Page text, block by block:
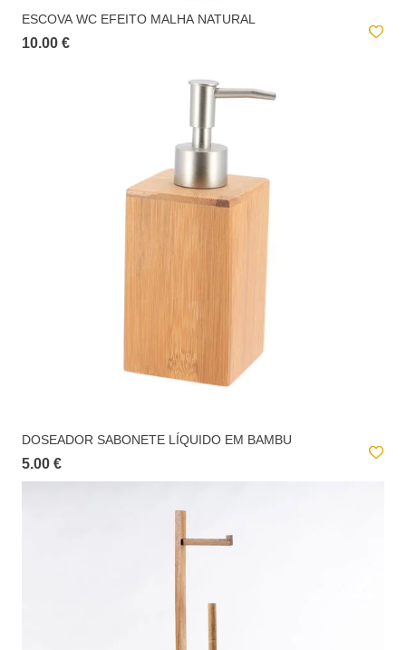
ESCOVA WC EFEITO MALHA NATURAL
10.00 €
DOSEADOR SABONETE LÍQUIDO EM BAMBU
5.00 €